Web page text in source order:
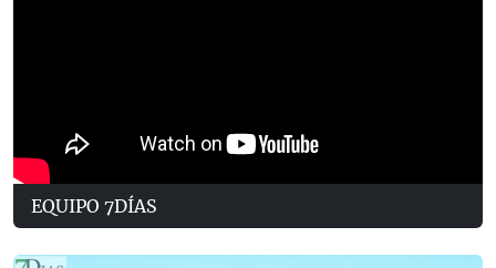
EQUIPO 7DÍAS